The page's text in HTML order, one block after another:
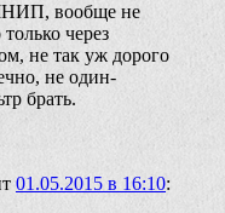
вообще не
через
не так уж дорого
не один-
брать.
01.05.2015 в 16:10: